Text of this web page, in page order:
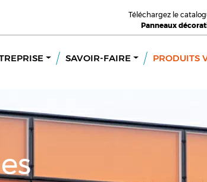
Téléchargez le
Panneaux
SAVOIR-FAIRE PRODUITS